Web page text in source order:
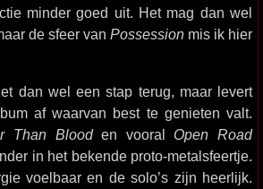
minder goed uit. Het mag dan wel
de sfeer van Possession mis ik hier
dan wel een stap terug, maar levert
af waarvan best te genieten valt.
Than Blooden vooral Open Road
in het bekende proto-metalsfeertje.
voelbaar en de solo’s zijn heerlijk.